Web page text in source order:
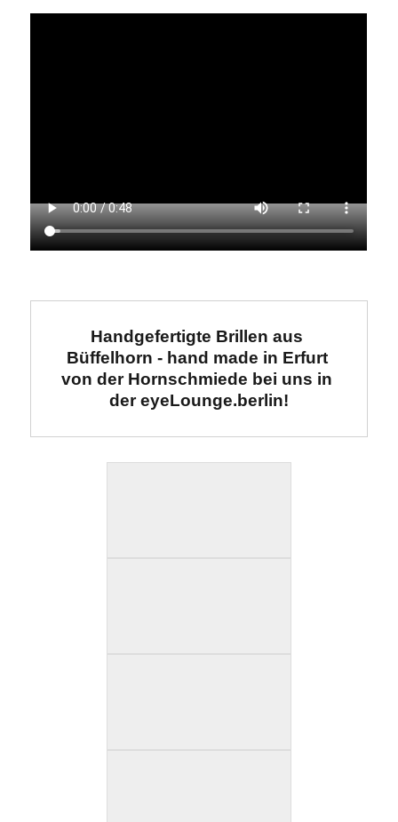
Handgefertigte Brillen aus
Büffelhorn - hand made in Erfurt
von der Hornschmiede bei uns in
der eyeLounge.berlin!